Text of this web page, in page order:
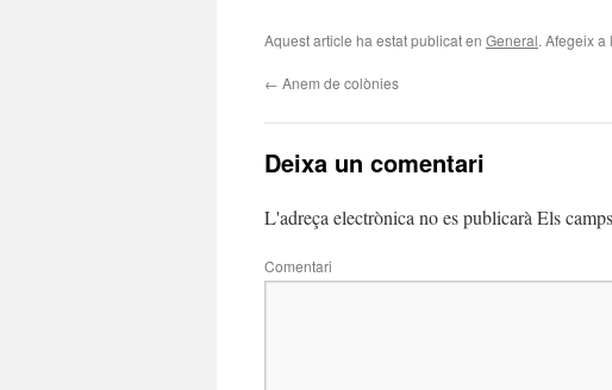
Aquest article ha estat publicat en General. Afegeix a
← Anem de colònies
Deixa un comentari
L'adreça electrònica no es publicarà Els
Comentari